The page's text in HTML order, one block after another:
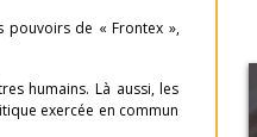
pouvoirs de « Frontex »,
humains. Là aussi, les
exercée en commun